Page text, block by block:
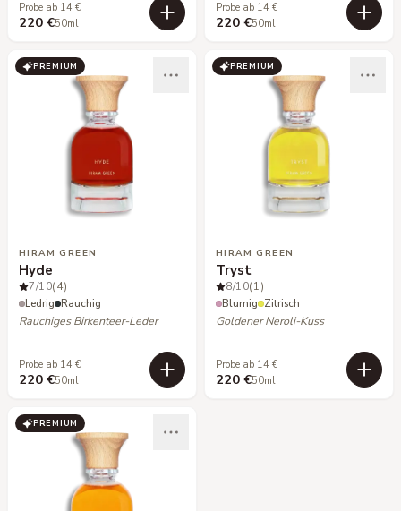
Probe ab 14 €
220 €50ml
Probe ab 14 €
220 €50ml
PREMIUM
HIRAM GREEN
Hyde
7/10(4)
Ledrig Rauchig
Rauchiges Birkenteer-Leder
Probe ab 14 €
220 €50ml
PREMIUM
HIRAM GREEN
Tryst
8/10(1)
Blumig Zitrisch
Goldener Neroli-Kuss
Probe ab 14 €
220 €50ml
PREMIUM